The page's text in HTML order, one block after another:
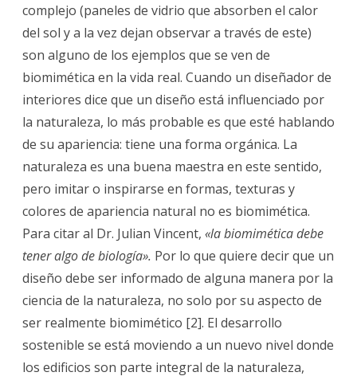
complejo (paneles de vidrio que absorben el calor
del sol y a la vez dejan observar a través de este)
son alguno de los ejemplos que se ven de
biomimética en la vida real. Cuando un diseñador de
interiores dice que un diseño está influenciado por
la naturaleza, lo más probable es que esté hablando
de su apariencia: tiene una forma orgánica. La
naturaleza es una buena maestra en este sentido,
pero imitar o inspirarse en formas, texturas y
colores de apariencia natural no es biomimética.
Para citar al Dr. Julian Vincent, «la biomimética debe
tener algo de biología». Por lo que quiere decir que un
diseño debe ser informado de alguna manera por la
ciencia de la naturaleza, no solo por su aspecto de
ser realmente biomimético [2]. El desarrollo
sostenible se está moviendo a un nuevo nivel donde
los edificios son parte integral de la naturaleza,